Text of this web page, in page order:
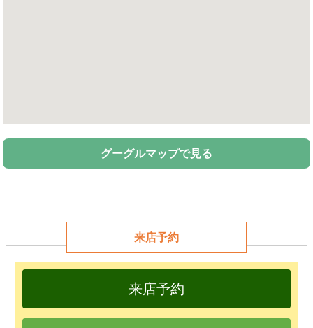
グーグルマップで見る
来店予約
来店予約